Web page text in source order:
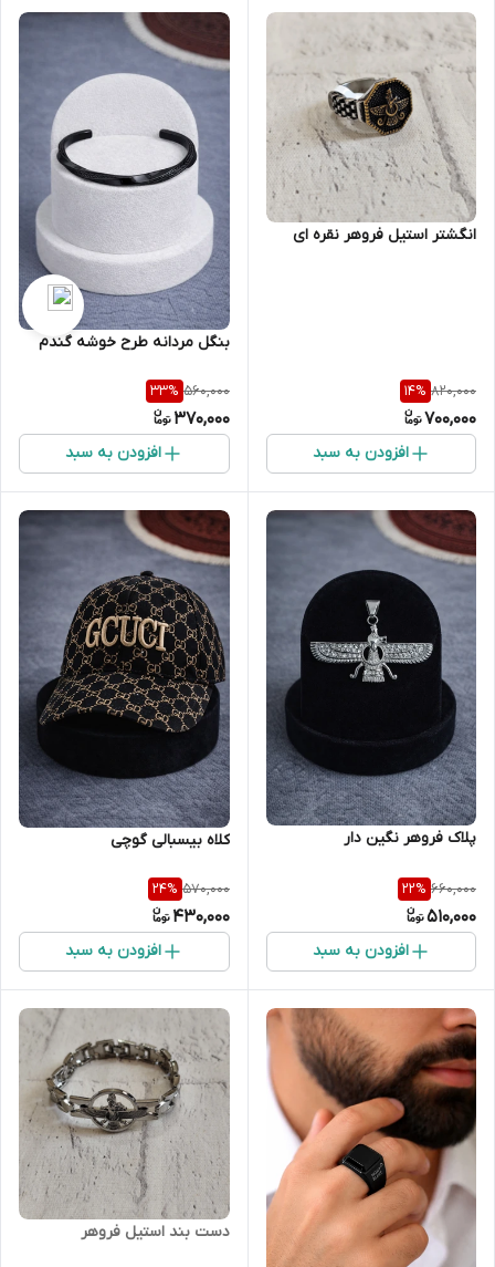
انگشتر استیل فروهر نقره ای
820,000
14%
700,000
افزودن به سبد
بنگل مردانه طرح خوشه گندم
560,000
33%
370,000
افزودن به سبد
پلاک فروهر نگین دار
660,000
22%
510,000
افزودن به سبد
کلاه بیسبالی گوچی
570,000
24%
430,000
افزودن به سبد
دست بند استیل فروهر